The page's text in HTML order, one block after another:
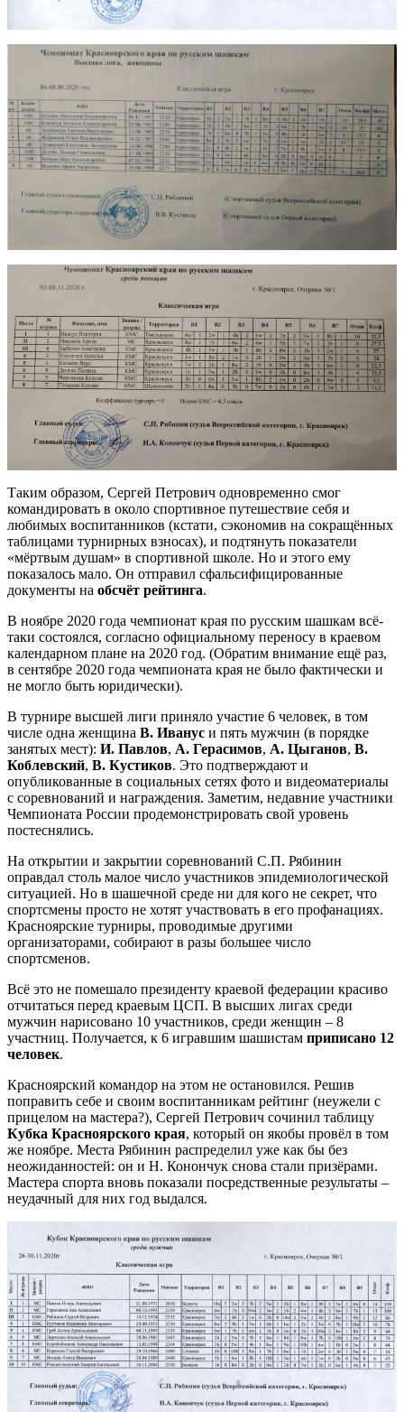
Таким образом, Сергей Петрович одновременно смог
командировать в около спортивное путешествие себя и
любимых воспитанников (кстати, сэкономив на сокращённых
таблицами турнирных взносах), и подтянуть показатели
«мёртвым душам» в спортивной школе. Но и этого ему
показалось мало. Он отправил сфальсифицированные
документы на обсчёт рейтинга.
В ноябре 2020 года чемпионат края по русским шашкам всё-
таки состоялся, согласно официальному переносу в краевом
календарном плане на 2020 год. (Обратим внимание ещё раз,
в сентябре 2020 года чемпионата края не было фактически и
не могло быть юридически).
В турнире высшей лиги приняло участие 6 человек, в том
числе одна женщина В. Иванус и пять мужчин (в порядке
занятых мест): И. Павлов, А. Герасимов, А. Цыганов, В.
Коблевский, В. Кустиков. Это подтверждают и
опубликованные в социальных сетях фото и видеоматериалы
с соревнований и награждения. Заметим, недавние участники
Чемпионата России продемонстрировать свой уровень
постеснялись.
На открытии и закрытии соревнований С.П. Рябинин
оправдал столь малое число участников эпидемиологической
ситуацией. Но в шашечной среде ни для кого не секрет, что
спортсмены просто не хотят участвовать в его профанациях.
Красноярские турниры, проводимые другими
организаторами, собирают в разы большее число
спортсменов.
Всё это не помешало президенту краевой федерации красиво
отчитаться перед краевым ЦСП. В высших лигах среди
мужчин нарисовано 10 участников, среди женщин – 8
участниц. Получается, к 6 игравшим шашистам приписано 12
человек.
Красноярский командор на этом не остановился. Решив
поправить себе и своим воспитанникам рейтинг (неужели с
прицелом на мастера?), Сергей Петрович сочинил таблицу
Кубка Красноярского края, который он якобы провёл в том
же ноябре. Места Рябинин распределил уже как бы без
неожиданностей: он и Н. Конончук снова стали призёрами.
Мастера спорта вновь показали посредственные результаты –
неудачный для них год выдался.